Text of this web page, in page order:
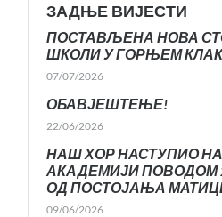
ЗАДЊЕ ВИЈЕСТИ
ПОСТАВЉЕНА НОВА
ШКОЛИ У ГОРЊЕМ
07/07/2026
ОБАВЈЕШТЕЊЕ!
22/06/2026
НАШ ХОР НАСТУПИО
АКАДЕМИЈИ ПОВОДОМ
ОД ПОСТОЈАЊА
09/06/2026